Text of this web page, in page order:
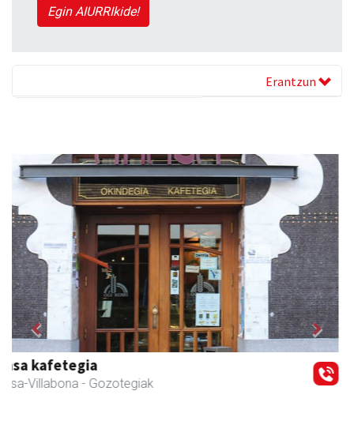
Egin AIURRIkide!
Erantzun
Iraola aholkularitza
Amasa-Villabona - Abokatuak
Previous Next